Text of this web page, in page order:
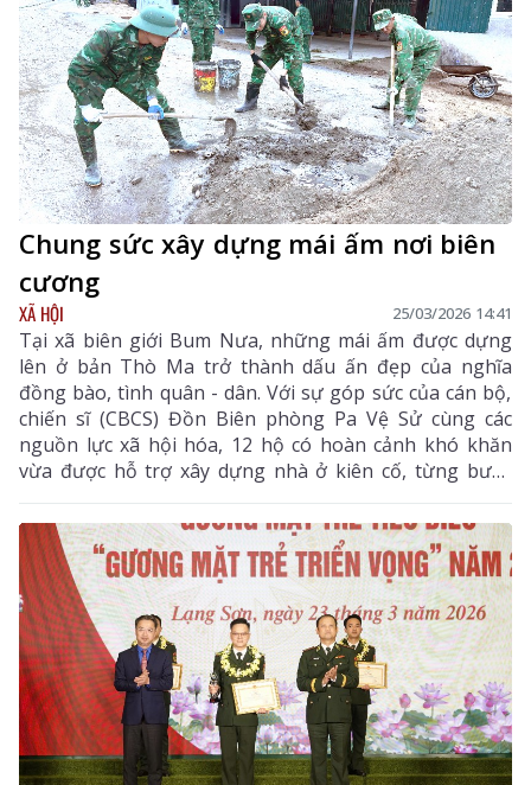
Chung sức xây dựng mái ấm nơi biên
cương
XÃ HỘI 25/03/2026 14:41
Tại xã biên giới Bum Nưa, những mái ấm được dựng
lên ở bản Thò Ma trở thành dấu ấn đẹp của nghĩa
đồng bào, tình quân - dân. Với sự góp sức của cán bộ,
chiến sĩ (CBCS) Đồn Biên phòng Pa Vệ Sử cùng các
nguồn lực xã hội hóa, 12 hộ có hoàn cảnh khó khăn
vừa được hỗ trợ xây dựng nhà ở kiên cố, từng bước
ổn định cuộc sống.